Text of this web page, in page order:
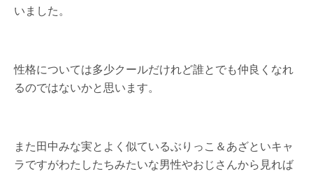
いました。
性格については多少クールだけれど誰とでも仲良くなれ
るのではないかと思います。
また田中みな実とよく似ているぶりっこ＆あざといキャ
ラですがわたしたちみたいな男性やおじさんから見れば